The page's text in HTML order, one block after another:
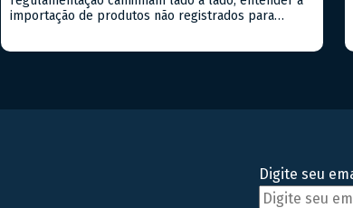
importação de produtos não registrados para
Digite seu